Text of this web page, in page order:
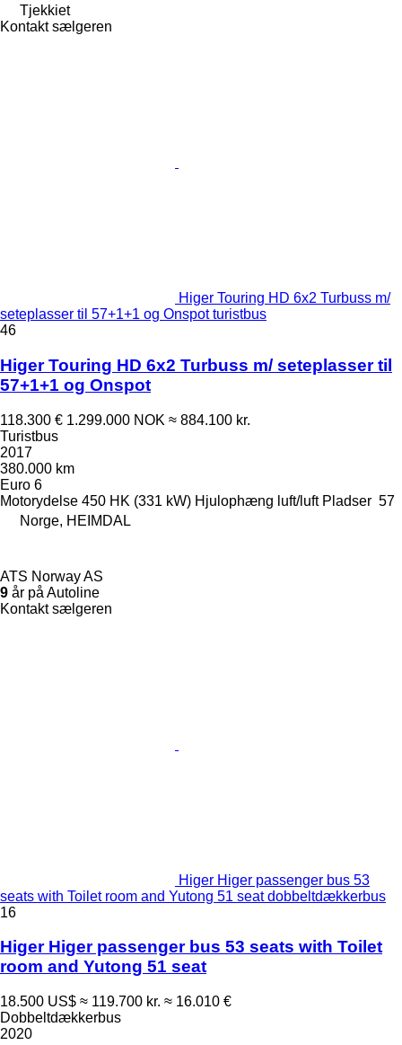
Tjekkiet
Kontakt sælgeren
Higer Touring HD 6x2 Turbuss m/
seteplasser til 57+1+1 og Onspot turistbus
46
Higer Touring HD 6x2 Turbuss m/ seteplasser til
57+1+1 og Onspot
118.300 € 1.299.000 NOK ≈ 884.100 kr.
Turistbus
2017
380.000 km
Euro 6
Motorydelse 450 HK (331 kW) Hjulophæng luft/luft Pladser 57
Norge, HEIMDAL
ATS Norway AS
9 år på Autoline
Kontakt sælgeren
Higer Higer passenger bus 53
seats with Toilet room and Yutong 51 seat dobbeltdækkerbus
16
Higer Higer passenger bus 53 seats with Toilet
room and Yutong 51 seat
18.500 US$ ≈ 119.700 kr. ≈ 16.010 €
Dobbeltdækkerbus
2020